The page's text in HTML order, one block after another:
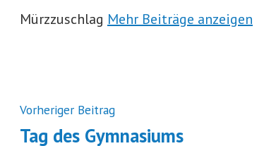
Mürzzuschlag Mehr Beiträge anzeigen
Beitragsnavigation
Vorheriger BeitragNächster
Beitrag:
Tag des Gymnasiums